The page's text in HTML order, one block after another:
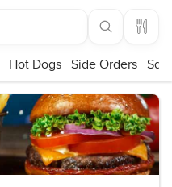
Hot Dogs Side Orders